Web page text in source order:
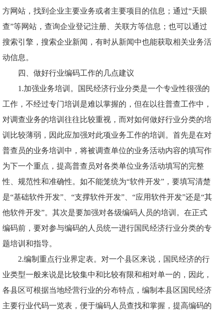
方网站，找到企业主要业务或者主要项目的信息；通过“天眼
查”等网站，查询企业登记注册、关联方等信息；也可以通过
搜索引擎，搜索企业新闻，有时从新闻中也能获取相关业务活
动信息。
四、做好行业编码工作的几点建议
1.加强业务培训。国民经济行业分类是一个专业性很强的
工作，不经过专门培训是难以掌握的，但在以往普查工作中，
对调查业务的培训往往比较重视，而对如何做好行业分类的培
训比较薄弱，因此应加强对此项业务工作的培训。首先是在对
普查员的业务培训中，将被调查单位的业务活动内容的填写作
为下一个重点，提高普查员对各类单位业务活动填写的完整
性、规范性和准确性。如不能笼统为“软件开发”，要填写清楚
是“基础软件开发”、“支撑软件开发”、“应用软件开发”还是“其
他软件开发”。其次是要加强对各级编码人员的培训。在正式
编码前，要对参与编码的人员统一进行国民经济行业分类的专
题培训和指导。
2.编制重点行业界定表。对一个县区来说，国民经济的行
业类型一般来说是比较集中和比较有限和相对单一的，因此，
各县区可根据当地经营行业的分布特点，编制本县区国民经济
主要行业代码一览表，便于编码人员查找和掌握，提高编码的